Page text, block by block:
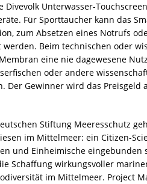
Divevolk Unterwasser-
Für Sporttaucher kann das
zum Absetzen eines Notrufs
Beim technischen oder
eine nie dagewesene
oder andere
Der Gewinner wird das Preisgeld
Stiftung Meeresschutz
im Mittelmeer: ein Citizen-
und Einheimische eingebunden
Schaffung wirkungsvoller
im Mittelmeer. Project